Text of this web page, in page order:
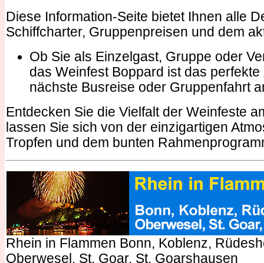
Diese Information-Seite bietet Ihnen alle
Schiffcharter, Gruppenpreisen und dem
Ob Sie als Einzelgast, Gruppe oder
das Weinfest Boppard ist das perfekte
nächste Busreise oder Gruppenfahrt
Entdecken Sie die Vielfalt der Weinfeste
lassen Sie sich von der einzigartigen
Tropfen und dem bunten
Rhein in Flammen Bonn, Koblenz,
Oberwesel, St. Goar, St. Goarshausen